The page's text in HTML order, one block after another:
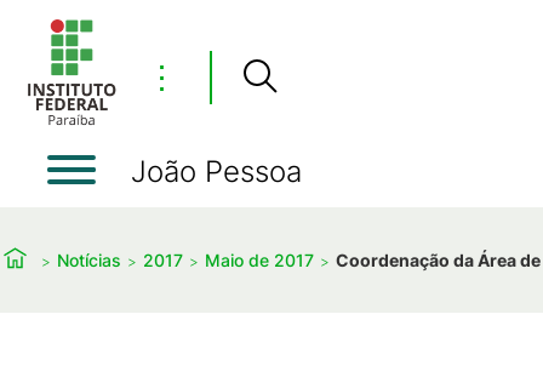
⋮
João Pessoa
Notícias 2017 Maio de 2017 Coordenação da Área